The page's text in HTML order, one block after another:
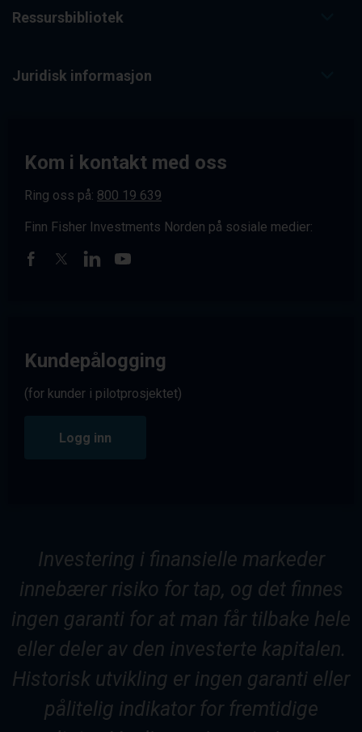
Ressursbibliotek
Juridisk informasjon
Kom i kontakt med oss
Ring oss på: 800 19 639
Finn Fisher Investments Norden på sosiale medier:
Kundepålogging
(for kunder i pilotprosjektet)
Logg inn
Investering i finansielle markeder
innebærer risiko for tap, og det finnes
ingen garanti for at man får tilbake hele
eller deler av den investerte kapitalen.
Historisk utvikling er ingen garanti eller
pålitelig indikator for fremtidige